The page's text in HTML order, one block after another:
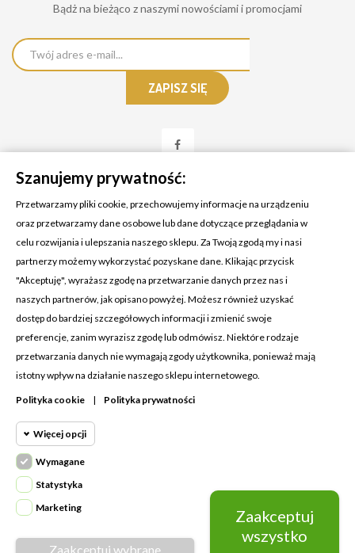
Bądż na bieżąco z naszymi nowościami i promocjami
KONTAKT Z NAMI
Adres:
Cosmetic4car
Budzisz 73A
39-200 Dębica
Dominik:
Klaudia: +48 730634730
MOJE KONTO
PRODUKTY
NASZA FIRMA
Szanujemy prywatność:
Przetwarzamy pliki cookie, przechowujemy informacje na urządzeniu
oraz przetwarzamy dane osobowe lub dane dotyczące przeglądania w
celu rozwijania i ulepszania naszego sklepu. Za Twoją zgodą my i nasi
partnerzy możemy wykorzystać pozyskane dane. Klikając przycisk
"Akceptuję", wyrażasz zgodę na przetwarzanie danych przez nas i
naszych partnerów, jak opisano powyżej. Możesz również uzyskać
dostęp do bardziej szczegółowych informacji i zmienić swoje
preferencje, zanim wyrazisz zgodę lub odmówisz. Niektóre rodzaje
przetwarzania danych nie wymagają zgody użytkownika, ponieważ mają
istotny wpływ na działanie naszego sklepu internetowego.
Polityka cookie | Polityka prywatności
Więcej opcji
Wymagane
Wymagane pliki cookie oraz cookie
HttpOnly. Pliki cookie wymagane do
przeglądania witryny i korzystania z jej
Cookie
Wymagane
Statystyka
Marketing
Zaakceptuj wybrane
Zaakceptuj
wszystko